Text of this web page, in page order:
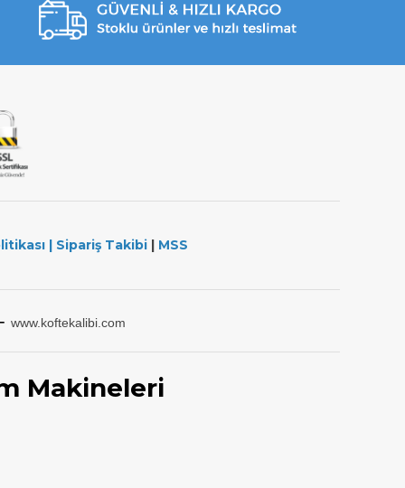
| Sipariş Takibi | MSS
www.koftekalibi.com
Makineleri